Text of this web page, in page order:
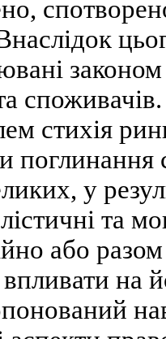
стихія
поглинання
у
та
або
на